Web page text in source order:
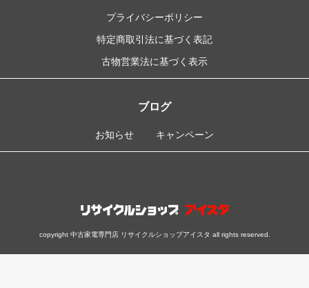
プライバシーポリシー
特定商取引法に基づく表記
古物営業法に基づく表示
ブログ
お知らせ キャンペーン
copyright 中古家電専門店 リサイクルショップアイスタ all rights reserved.